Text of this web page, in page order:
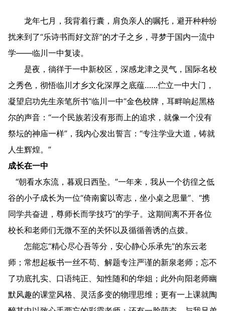
龙年七月，我背着行囊，肩负亲人的嘱托，避开种种纷
扰来到了“乐诗书而好文辞”的才子之乡，寻梦于国内一流中
学——临川一中复读。
是夜，徜徉于一中新校区，深感龙津之灵气，国际名校
之秀色，彻悟临川才乡文化深厚之底蕴……伫立一中大门，
凝望启功先生亲笔所书“临川一中”金色校牌，耳畔响起黑格
尔的声音：“一个民族若没有形而上的追求，就像一个没有
祭坛的神庙一样”，我内心发出誓言：“专注学业大道，铸就
人生辉煌。”
成长在一中
“朝看水东流，暮观日西坠。”一年来，我从一个彷徨之低
谷的小子成长为一位“倚南窗以寄志，坐小桌之思量”、“携
同学共奋进，尊师长而学技巧”的学子。这期间离不开各位
校长和老师们无微不至的关怀以及循循善诱的点拨。
怎能忘“精心尽心吾等分，安心静心乐承先”的东云老
师；常想起板书一丝不苟、解题专注严谨的新泉老师；忘不
了功底扎实、口语纯正、知性随和的华姐；此外向阳老师幽
默风趣的课堂风格、灵活多变的物理思维；更有一上课就陶